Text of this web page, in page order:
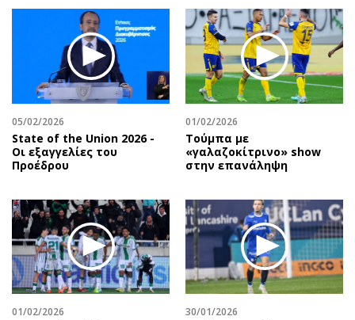
Ναυτιλία
Περιβάλλον
Ελλάδα
Κόσμος
Παράξενα
Πολιτισμός
Θέατρο-Χορός
Μουσική
Εικαστικά
Βιβλίο
Χειρόγραφα
Γυναίκα
Showbiz
Ταξίδια
Συνταγές
Έξοδος
Media
Εκπομπές
Podcasts
Uncut
Προσφορές
Προσωπικότητες στην ''Κ''
Επιστολές
05/02/2026
State of the Union 2026 -
Οι εξαγγελίες του
Προέδρου
01/02/2026
Τούμπα με
«γαλαζοκίτρινο» show
στην επανάληψη
01/02/2026 30/01/2026